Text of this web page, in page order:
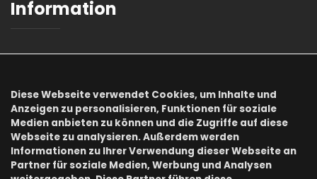
Information
Datenschutz
Impressum
Onlineshops
Diese Webseite verwendet Cookies, um Inhalte und
Anzeigen zu personalisieren, Funktionen für soziale
Medien anbieten zu können und die Zugriffe auf diese
Webseite zu analysieren. Außerdem werden
Informationen zu Ihrer Verwendung dieser Webseite an
Partner für soziale Medien, Werbung und Analysen